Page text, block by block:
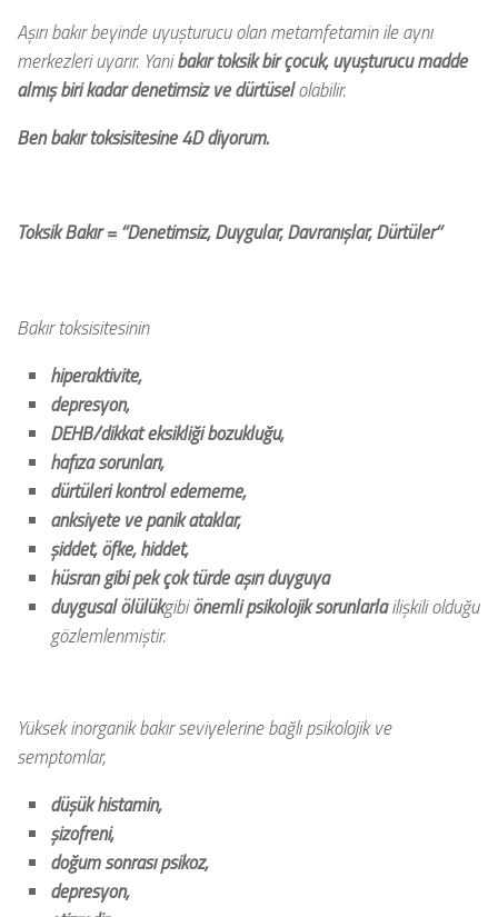
Aşırı bakır beyinde uyuşturucu olan metamfetamin ile aynı
merkezleri uyarır. Yanibakır toksik bir çocuk, uyuşturucu madde
almış biri kadar denetimsiz ve dürtüselolabilir.
Ben bakır toksisitesine 4D diyorum.
Toksik Bakır = ‘’Denetimsiz,Duygular,Davranışlar,Dürtüler’’
Bakır toksisitesinin
hiperaktivite,
depresyon,
DEHB/dikkat eksikliği bozukluğu,
hafıza sorunları,
dürtüleri kontrol edememe,
anksiyete ve panik ataklar,
şiddet, öfke, hiddet,
hüsran gibi pek çok türde aşırı duyguya
duygusal ölülükgibiönemli psikolojik sorunlarlailişkili olduğu
gözlemlenmiştir.
Yüksek inorganik bakır seviyelerine bağlı psikolojik ve
semptomlar,
düşük histamin,
şizofreni,
doğum sonrası psikoz,
depresyon,